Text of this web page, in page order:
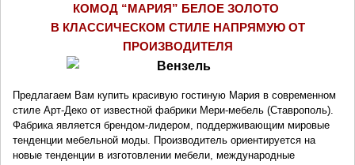
КОМОД “МАРИЯ ” БЕЛОЕ ЗОЛОТО
В КЛАССИЧЕСКОМ СТИЛЕ НАПРЯМУЮ ОТ
ПРОИЗВОДИТЕЛЯ
Предлагаем Вам купить красивую гостиную Мария в современном
стиле Арт-Деко от известной фабрики Мери-мебель (Ставрополь).
Фабрика является брендом-лидером, поддерживающим мировые
тенденции мебельной моды. Производитель ориентируется на
новые тенденции в изготовлении мебели, международные